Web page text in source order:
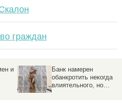
граждан
и
Банк намерен
обанкротить некогда
влиятельного, но